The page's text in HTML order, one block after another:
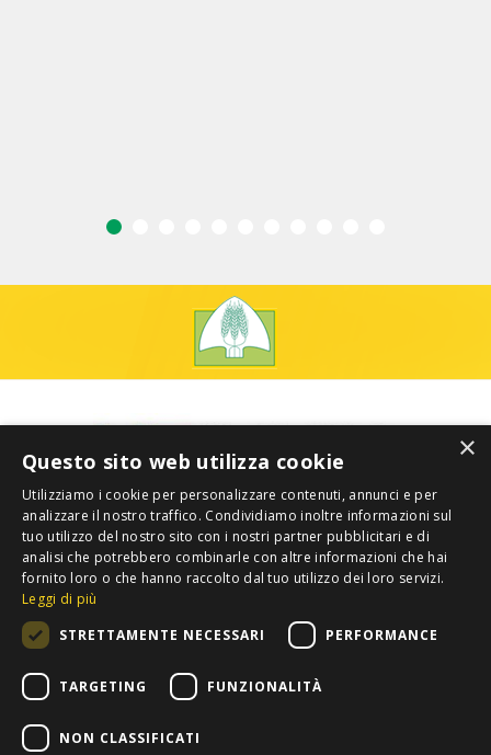
×
Questo sito web utilizza cookie
Utilizziamo i cookie per personalizzare contenuti, annunci e per
analizzare il nostro traffico. Condividiamo inoltre informazioni sul
tuo utilizzo del nostro sito con i nostri partner pubblicitari e di
analisi che potrebbero combinarle con altre informazioni che hai
fornito loro o che hanno raccolto dal tuo utilizzo dei loro servizi.
Leggi di più
STRETTAMENTE NECESSARI
PERFORMANCE
TARGETING FUNZIONALITÀ
NON CLASSIFICATI